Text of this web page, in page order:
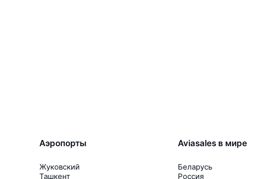
Аэропорты
Жуковский
Ташкент
Aviasales в мире
Беларусь
Россия